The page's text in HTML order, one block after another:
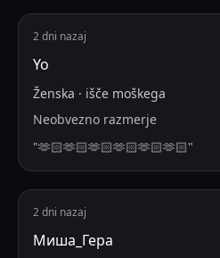
2 dni nazaj
Yo
Ženska · išče moškega
Neobvezno razmerje
"🫶🏻🫶🏻🫶🏻🫶🏻🫶🏻🫶🏻"
2 dni nazaj
Миша_Гера